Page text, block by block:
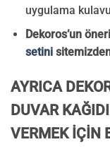
uygulama
Dekoros’un
setini
AYRICA
DUVAR
VERMEK İÇİN